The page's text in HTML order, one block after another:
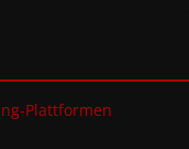
Plattformen